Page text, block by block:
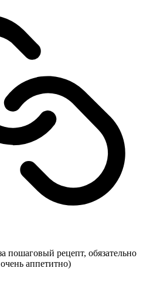
пошаговый рецепт, обязательно
аппетитно)